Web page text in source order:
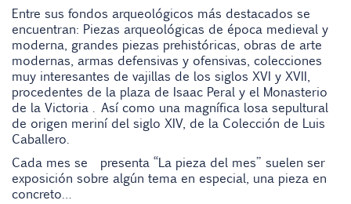
Entre sus fondos arqueológicos más destacados se
encuentran: Piezas arqueológicas de época medieval y
moderna, grandes piezas prehistóricas, obras de arte
modernas, armas defensivas y ofensivas, colecciones
muy interesantes de vajillas de los siglos XVI y XVII,
procedentes de la plaza de Isaac Peral y el Monasterio
de la Victoria . Así como una magnífica losa sepultural
de origen meriní del siglo XIV, de la Colección de Luis
Caballero.
Cada mes se presenta “La pieza del mes” suelen ser
exposición sobre algún tema en especial, una pieza en
concreto…